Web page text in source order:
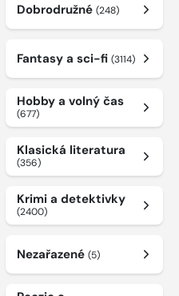
Dobrodružné (248)
Fantasy a sci-fi (3114)
Hobby a volný čas
(677)
Klasická literatura
(356)
Krimi a detektivky
(2400)
Nezařazené (5)